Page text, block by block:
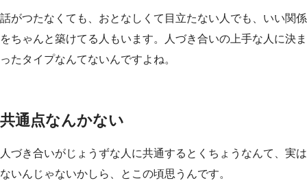
話がつたなくても、おとなしくて目立たない人でも、いい関係
をちゃんと築けてる人もいます。人づき合いの上手な人に決ま
ったタイプなんてないんですよね。
共通点なんかない
人づき合いがじょうずな人に共通するとくちょうなんて、実は
ないんじゃないかしら、とこの頃思うんです。